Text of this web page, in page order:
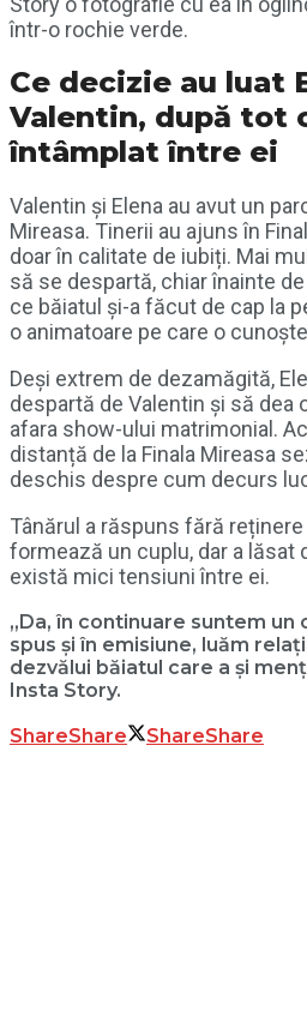
într-o rochie verde.
Ce decizie au luat
Valentin, după tot
întâmplat între ei
Valentin și Elena au avut un
Mireasa. Tinerii au ajuns în
doar în calitate de iubiți. Mai
să se despartă, chiar înainte
ce băiatul și-a făcut de cap la
o animatoare pe care o
Deși extrem de dezamăgită,
despartă de Valentin și să dea
afara show-ului matrimonial.
distanță de la Finala Mireasa
deschis despre cum decurs
Tânărul a răspuns fără
formează un cuplu, dar a lăsat
există mici tensiuni între ei.
„Da, în continuare suntem un
spus și în emisiune, luăm
dezvălui băiatul care a și
Insta Story.
ShareShare ShareShare